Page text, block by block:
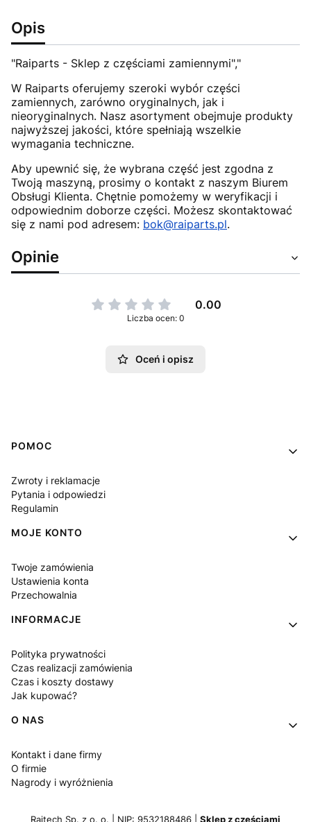
Opis
"Raiparts - Sklep z częściami zamiennymi","
W Raiparts oferujemy szeroki wybór części
zamiennych, zarówno oryginalnych, jak i
nieoryginalnych. Nasz asortyment obejmuje produkty
najwyższej jakości, które spełniają wszelkie
wymagania techniczne.
Aby upewnić się, że wybrana część jest zgodna z
Twoją maszyną, prosimy o kontakt z naszym Biurem
Obsługi Klienta. Chętnie pomożemy w weryfikacji i
odpowiednim doborze części. Możesz skontaktować
się z nami pod adresem: bok@raiparts.pl.
Opinie
0.00
Liczba ocen: 0
Oceń i opisz
Linki w stopce
POMOC
Zwroty i reklamacje
Pytania i odpowiedzi
Regulamin
MOJE KONTO
Twoje zamówienia
Ustawienia konta
Przechowalnia
INFORMACJE
Polityka prywatności
Czas realizacji zamówienia
Czas i koszty dostawy
Jak kupować?
O NAS
Kontakt i dane firmy
O firmie
Nagrody i wyróżnienia
Raitech Sp. z o. o. | NIP: 9532188486 | Sklep z częściami